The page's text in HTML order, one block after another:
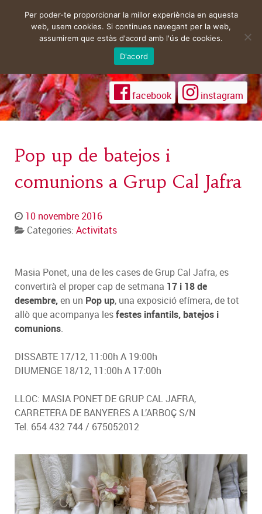
facebook instagram
Pop up de batejos i
comunions a Grup Cal Jafra
10 novembre 2016
Categories: Activitats
Masia Ponet, una de les cases de Grup Cal Jafra, es
convertirà el proper cap de setmana 17 i 18 de
desembre,en un Pop up, una exposició efímera, de tot
allò que acompanya lesfestes infantils, batejos i
comunions.
DISSABTE 17/12, 11:00h A 19:00h
DIUMENGE 18/12, 11:00h A 17:00h
LLOC: MASIA PONET DE GRUP CAL JAFRA,
CARRETERA DE BANYERES A L’ARBOÇ S/N
Tel. 654 432 744 / 675052012
Per poder-te proporcionar la millor experiència en aquesta
web, usem cookies. Si continues navegant per la web,
assumirem que estàs d'acord amb l'ús de cookies.
D'acord